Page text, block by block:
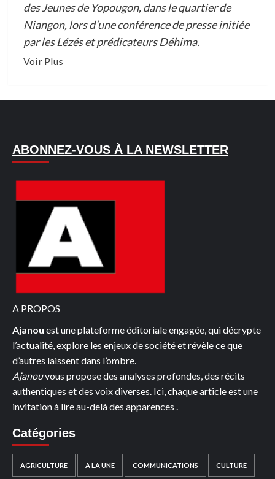
des Jeunes de Yopougon, dans le quartier de
Niangon, lors d’une conférence de presse initiée
par les Lézés et prédicateurs Déhima.
Voir PlusEn
:
TIÉMOKO
DONNE
DES
CONSIGNES
AUX
FIDÈLES
DE
L’EGLISE
ABONNEZ-VOUS À LA NEWSLETTER
A PROPOS
Ajanou est une plateforme éditoriale engagée, qui décrypte
l’actualité, explore les enjeux de société et révèle ce que
d’autres laissent dans l’ombre.
Ajanouvous propose des analyses profondes, des récits
authentiques et des voix diverses. Ici, chaque article est une
invitation à lire au-delà des apparences .
Catégories
AGRICULTURE A LA UNE COMMUNICATIONS CULTURE